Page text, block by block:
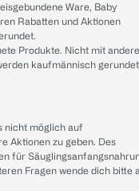
Ware, Baby
Rabatten und Aktionen
Produkte. Nicht mit
kaufmännisch
nicht möglich auf
Aktionen zu geben. Des
für
Fragen wende dich bitte